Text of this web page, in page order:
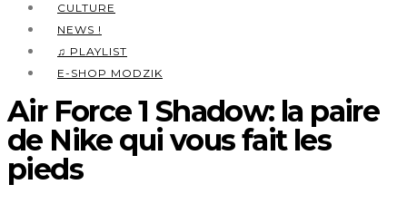
CULTURE
NEWS !
♫ PLAYLIST
E-SHOP MODZIK
Air Force 1 Shadow: la paire
de Nike qui vous fait les
pieds